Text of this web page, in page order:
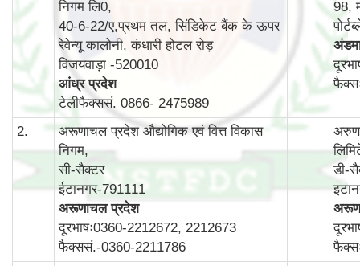
निगम लि0,
40-6-22/ए,प्रथम तल, सिंडिकेट बैंक के ऊपर
रेवेन्‍यू कालोनी, कंधारी होटल रोड़
विजयवाड़ा -520010
आंध्र प्रदेश
टेलीफैक्ससं. 0866- 2475989
98,
2.
अरूणाचल प्रदेश औद्योगिक एवं वित्त विकास
निगम,
सी-सैक्टर
ईटानगर-791111
अरूणाचल प्रदेश
दूरभाषः0360-2212672, 2212673
फैक्ससं.-0360-2211786
डी-